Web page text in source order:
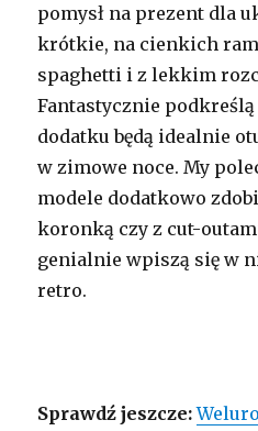
pomysł na prezent dla
krótkie, na cienkich
spaghetti i z lekkim
Fantastycznie podkreślą
dodatku będą idealnie
w zimowe noce. My
modele dodatkowo
koronką czy z cut-
genialnie wpiszą się w
retro.
Sprawdź jeszcze: